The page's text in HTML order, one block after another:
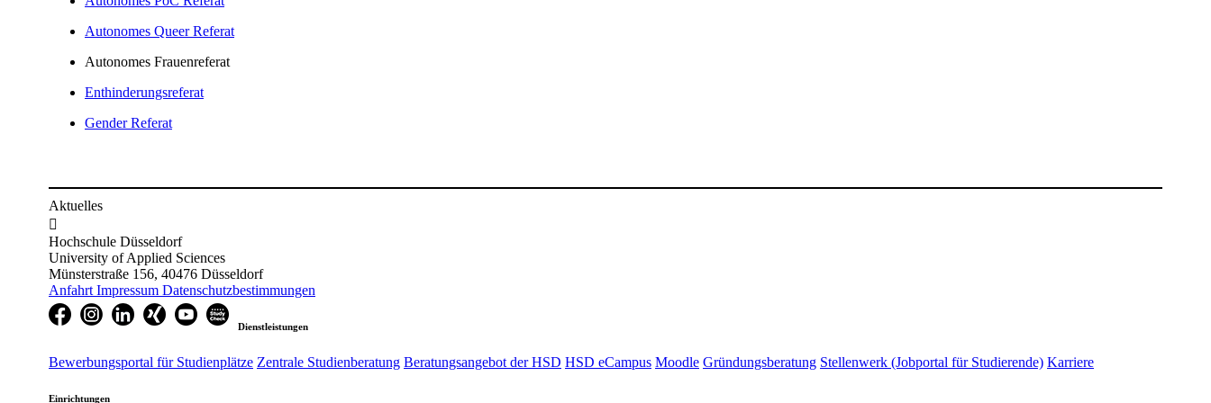
Autonomes Queer Referat
Autonomes Frauen​referat​​
Enthinderungs​​refer​at​
Gender Referat​
Aktuelles

Hochschule Düsseldorf
University of Applied Sciences
Münsterstraße 156, 40476 Düsseldorf
Anfahrt Impressum Datenschutzbestimmungen
Dienstleistungen
Bewerbungsportal für Studienplätze Zentrale Studienberatung Beratungsangebot der HSD HSD eCampus Moodle Gründungsberatung Stellenwerk (Jobportal für Studierende) Karriere
Einrichtungen